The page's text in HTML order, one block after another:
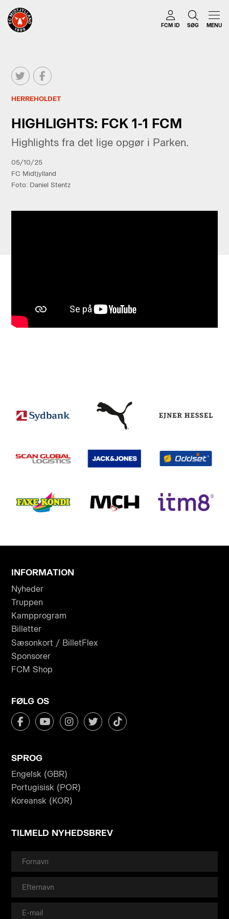
FCM ID SØG MENU
HERREHOLDET
HIGHLIGHTS: FCK 1-1 FCM
Highlights fra det lige opgør i Parken.
05/10/25
FC Midtjylland
Foto: Daniel Stentz
INFORMATION
Nyheder
Truppen
Kampprogram
Billetter
Sæsonkort / BilletFlex
Sponsorer
FCM Shop
FØLG OS
SPROG
Engelsk (GBR)
Portugisisk (POR)
Koreansk (KOR)
TILMELD NYHEDSBREV